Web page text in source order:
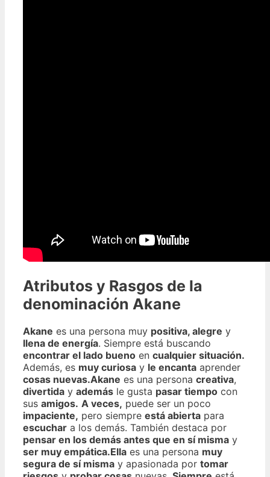
Atributos y Rasgos de la
denominación Akane
Akane es una persona muy positiva, alegre y
llena de energía. Siempre está buscando
encontrar el lado bueno en cualquier situación.
Además, es muy curiosa y le encanta aprender
cosas nuevas.Akane es una persona creativa,
divertida y además le gusta pasar tiempo con
sus amigos. A veces, puede ser un poco
impaciente, pero siempre está abierta para
escuchar a los demás. También destaca por
pensar en los demás antes que en sí misma y
ser muy empática.Ella es una persona muy
segura de sí misma y apasionada por tomar